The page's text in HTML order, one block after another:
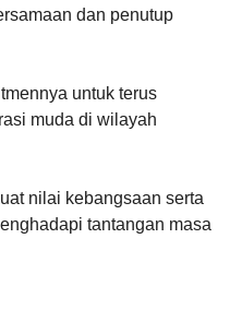
dan penutup
untuk terus
muda di wilayah
nilai kebangsaan serta
tantangan masa